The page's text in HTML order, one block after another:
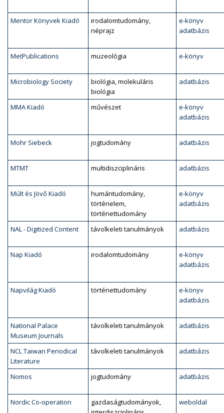
Mentor Könyvek Kiadó
irodalomtudomány,
néprajz
e-könyv
adatbázis
MetPublications muzeológia e-könyv
Microbiology Society
biológia, molekuláris
biológia
adatbázis
MMA Kiadó művészet
e-könyv
adatbázis
Mohr Siebeck jogtudomány adatbázis
MTMT multidiszciplináris adatbázis
Múlt és Jövő Kiadó
humántudomány,
történelem,
történettudomány
e-könyv
adatbázis
NAL - Digitized Content távolkeleti tanulmányok adatbázis
Nap Kiadó irodalomtudomány
e-könyv
adatbázis
Napvilág Kiadó történettudomány
e-könyv
adatbázis
National Palace
Museum Journals
távolkeleti tanulmányok adatbázis
NCL Taiwan Periodical
Literature
távolkeleti tanulmányok adatbázis
Nomos jogtudomány adatbázis
Nordic Co-operation
gazdaságtudományok,
weboldal